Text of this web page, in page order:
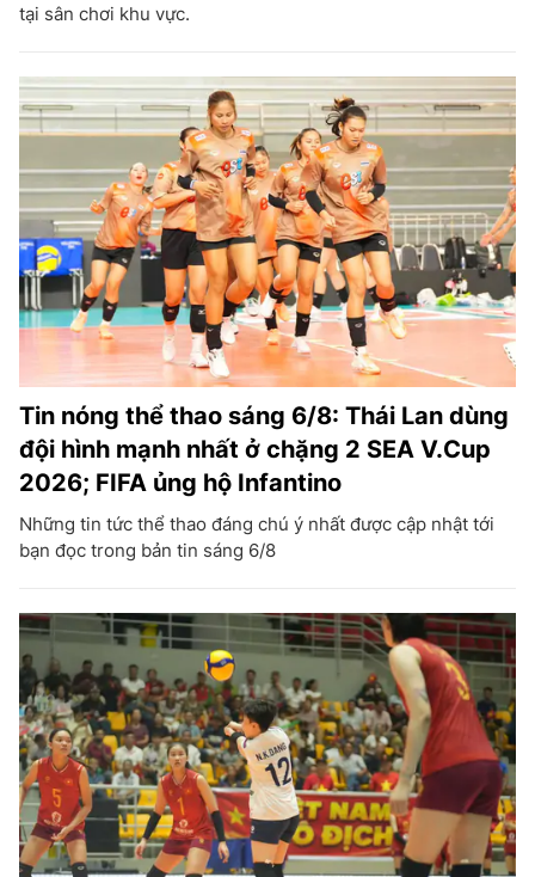
tại sân chơi khu vực.
Tin nóng thể thao sáng 6/8: Thái Lan dùng
đội hình mạnh nhất ở chặng 2 SEA V.Cup
2026; FIFA ủng hộ Infantino
Những tin tức thể thao đáng chú ý nhất được cập nhật tới
bạn đọc trong bản tin sáng 6/8